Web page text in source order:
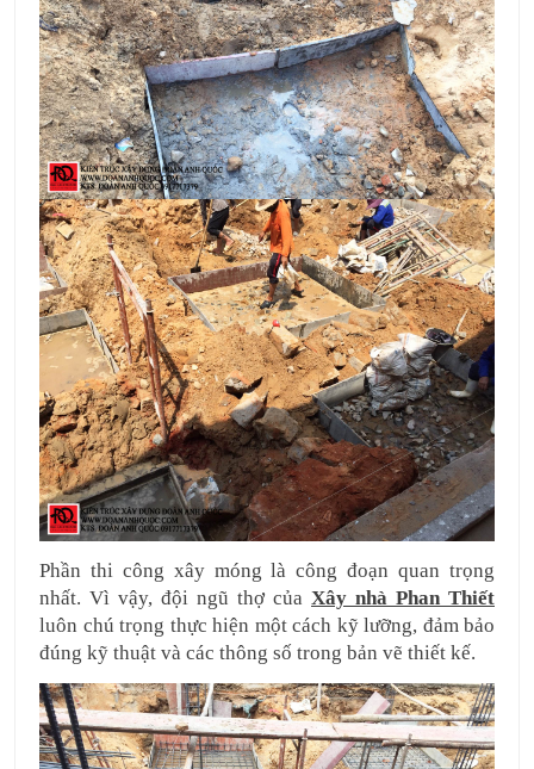
Phần thi công xây móng là công đoạn quan trọng
nhất. Vì vậy, đội ngũ thợ của Xây nhà Phan Thiết
luôn chú trọng thực hiện một cách kỹ lưỡng, đảm bảo
đúng kỹ thuật và các thông số trong bản vẽ thiết kế.